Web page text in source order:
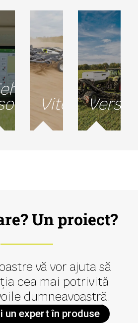
Viteză
Un proiect?
vă vor ajuta să
cea mai potrivită
dumneavoastră.
un expert în produse